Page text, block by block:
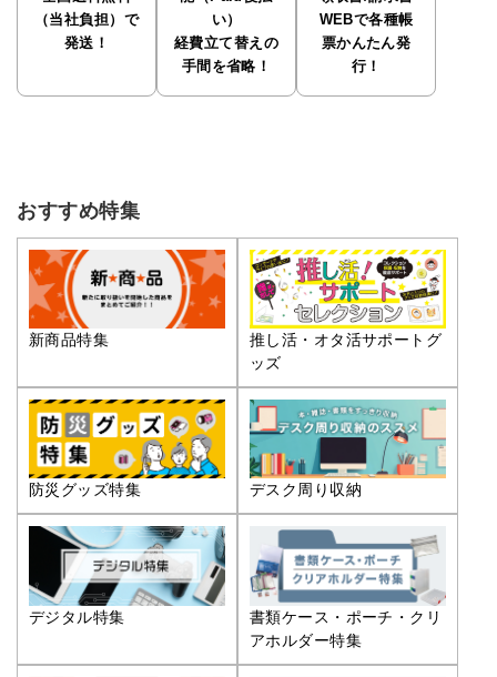
（当社負担）で
発送！
い）
経費立て替えの
手間を省略！
WEBで各種帳
票かんたん発
行！
おすすめ特集
新商品特集
推し活・オタ活サポートグ
ッズ
防災グッズ特集 デスク周り収納
デジタル特集
書類ケース・ポーチ・クリ
アホルダー特集